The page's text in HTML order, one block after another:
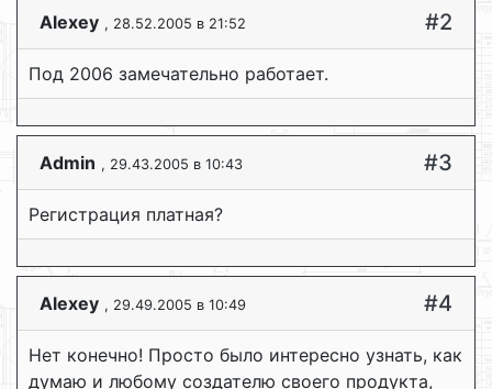
Alexey , 28.52.2005 в 21:52 #2
Под 2006 замечательно работает.
Admin , 29.43.2005 в 10:43 #3
Регистрация платная?
Alexey , 29.49.2005 в 10:49 #4
Нет конечно! Просто было интересно узнать, как
думаю и любому создателю своего продукта,